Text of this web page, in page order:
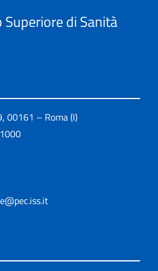
di Sanità
00161 – Roma (I)